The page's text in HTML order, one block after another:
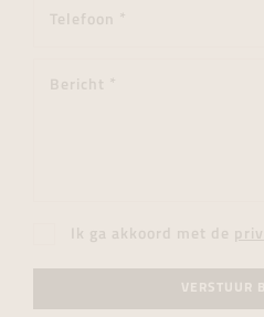
Ik ga akkoord met de
VERSTUUR